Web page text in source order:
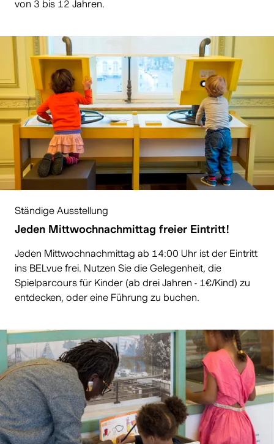
von 3 bis 12 Jahren.
Ständige Ausstellung
Jeden Mittwochnachmittag freier Eintritt!
Jeden Mittwochnachmittag ab 14:00 Uhr ist der Eintritt
ins BELvue frei. Nutzen Sie die Gelegenheit, die
Spielparcours für Kinder (ab drei Jahren - 1€/Kind) zu
entdecken, oder eine Führung zu buchen.